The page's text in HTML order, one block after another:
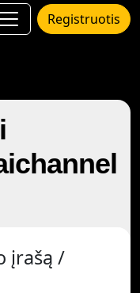
Registruotis
įrašą /